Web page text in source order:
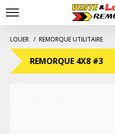
LOUER REMORQUE UTILITAIRE
REMORQUE 4X8 #3